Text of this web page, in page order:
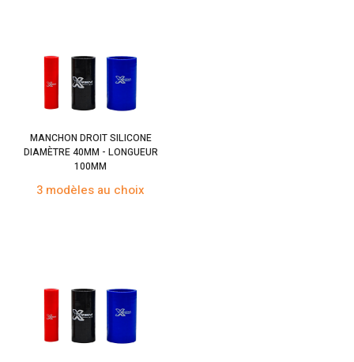
MANCHON DROIT SILICONE
DIAMÈTRE 40MM - LONGUEUR
100MM
3 modèles au choix